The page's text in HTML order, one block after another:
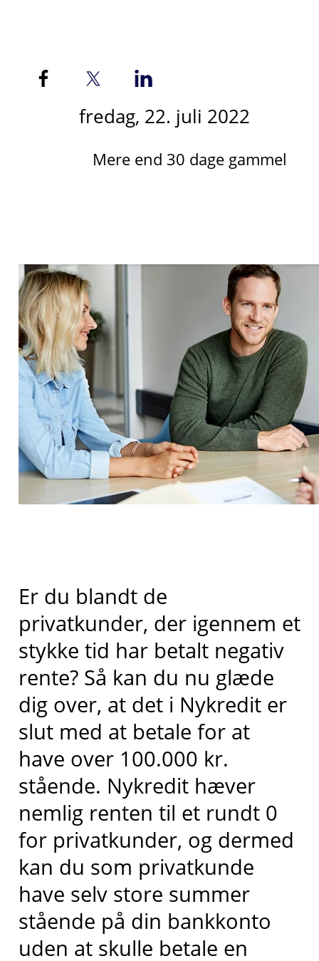
fredag, 22. juli 2022
Mere end 30 dage gammel
Er du blandt de
privatkunder, der igennem et
stykke tid har betalt negativ
rente? Så kan du nu glæde
dig over, at det i Nykredit er
slut med at betale for at
have over 100.000 kr.
stående. Nykredit hæver
nemlig renten til et rundt 0
for privatkunder, og dermed
kan du som privatkunde
have selv store summer
stående på din bankkonto
uden at skulle betale en